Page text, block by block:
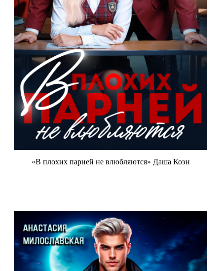
«В плохих парней не влюбляются» Даша Коэн